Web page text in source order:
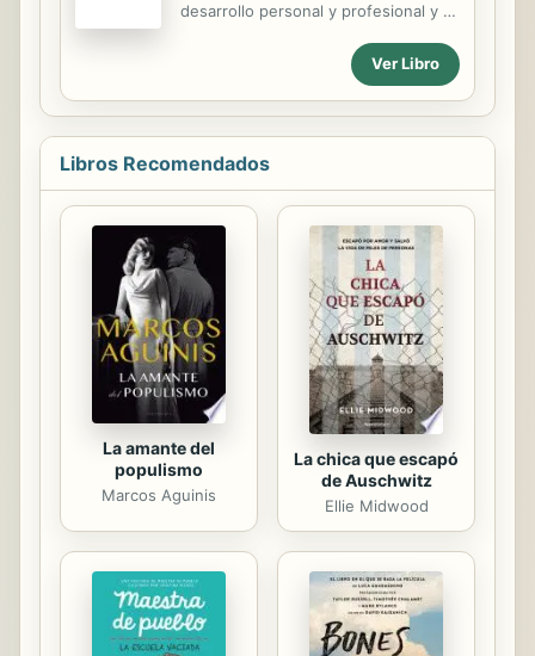
(...) y tenga una guía de referencia
sobre los proyectos a los que
dedicar los mayores esfuerzos en el
adjetivos atribuidos a los...
desarrollo personal y profesional y a
prólogo de Juanma Roca.
Ver Libro
Libros Recomendados
La amante del
populismo
Marcos Aguinis
La chica que escapó
de Auschwitz
Ellie Midwood